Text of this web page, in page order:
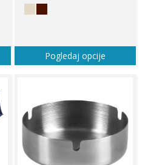
Pogledaj opcije